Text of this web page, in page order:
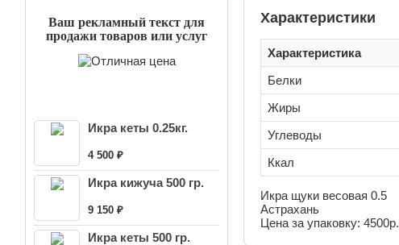
Ваш рекламный текст для
продажи товаров или услуг
Икра кеты 0.25кг.
4 500 ₽
Икра кижуча 500 гр.
9 150 ₽
Икра кеты 500 гр.
Характеристики
Характеристика
Белки
Жиры
Углеводы
Ккал
Икра щуки весовая 0.5
Астрахань
Цена за упаковку: 4500р.